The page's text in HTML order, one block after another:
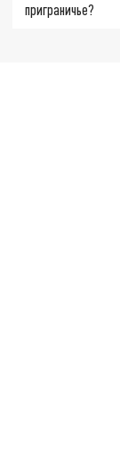
приграничье?